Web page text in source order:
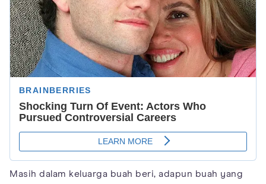
Masih dalam keluarga buah beri, adapun buah yang